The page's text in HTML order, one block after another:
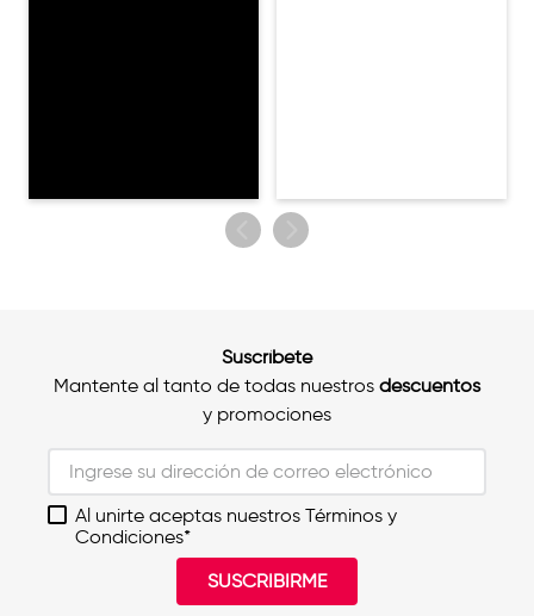
Suscríbete
Mantente al tanto de todas nuestros descuentos
y promociones
Al unirte aceptas nuestros Términos y
Condiciones*
SUSCRIBIRME